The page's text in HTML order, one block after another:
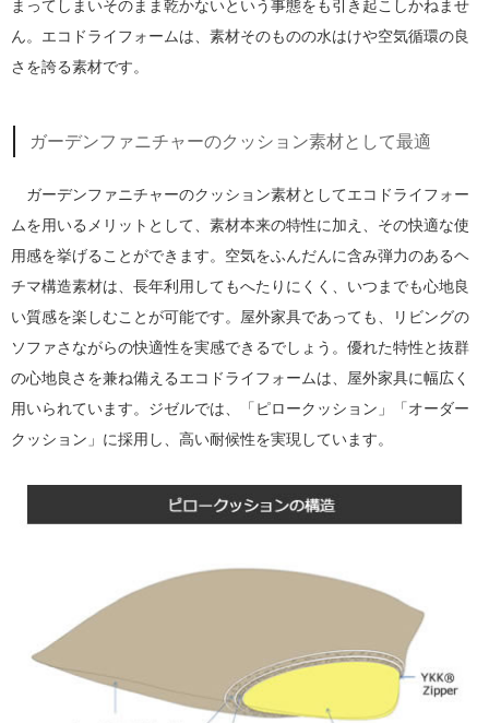
まってしまいそのまま乾かないという事態をも引き起こしかねませ
ん。エコドライフォームは、素材そのものの水はけや空気循環の良
さを誇る素材です。
ガーデンファニチャーのクッション素材として最適
ガーデンファニチャーのクッション素材としてエコドライフォー
ムを用いるメリットとして、素材本来の特性に加え、その快適な使
用感を挙げることができます。空気をふんだんに含み弾力のあるヘ
チマ構造素材は、長年利用してもへたりにくく、いつまでも心地良
い質感を楽しむことが可能です。屋外家具であっても、リビングの
ソファさながらの快適性を実感できるでしょう。優れた特性と抜群
の心地良さを兼ね備えるエコドライフォームは、屋外家具に幅広く
用いられています。ジゼルでは、「ピロークッション」「オーダー
クッション」に採用し、高い耐候性を実現しています。